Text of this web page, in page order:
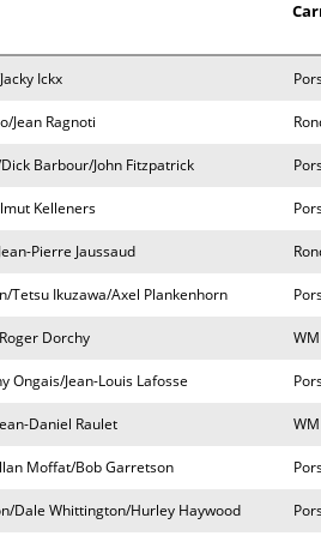
Ickx
Jean Ragnoti
Barbour/John Fitzpatrick
Kelleners
Pierre Jaussaud
Tetsu Ikuzawa/Axel Plankenhorn
Dorchy
Ongais/Jean-Louis Lafosse
Daniel Raulet
Moffat/Bob Garretson
Dale Whittington/Hurley Haywood